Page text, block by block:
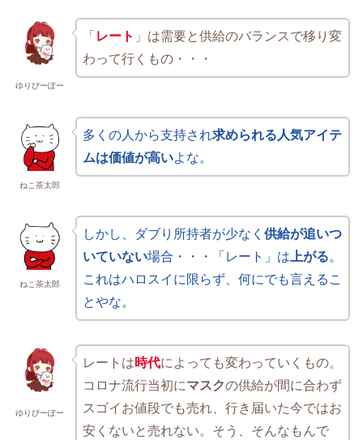
ゆりぴーぽー
「 レート 」は需要と供給のバランスで移り変
わって行くもの・・・
ねこ茶太郎
多くの人から支持され求められる人気アイテ
ムは価値が高いよな。
ねこ茶太郎
しかし、ダブり所持者が少なく 供給が追いつ
いていない場合・・・「レート」は上がる。
これはハロスイに限らず、何にでも言えるこ
とやな。
ゆりぴーぽー
レートは時代によっても変わっていくもの。
コロナ流行当初にマスクの供給が間に合わず
スゴイお値段でも売れ、行き届いた今ではお
安くないと売れない。そう、そんなもんで